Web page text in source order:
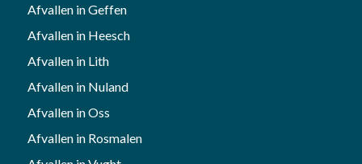
Afvallen in Geffen
Afvallen in Heesch
Afvallen in Lith
Afvallen in Nuland
Afvallen in Oss
Afvallen in Rosmalen